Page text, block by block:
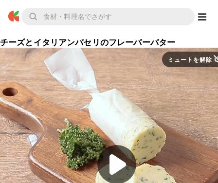
チーズとイタリアンパセリのフレーバーバター
ミュートを解除